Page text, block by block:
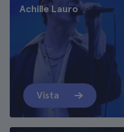
Achille Lauro
Vista